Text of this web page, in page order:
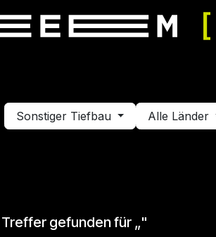
Sonstiger Tiefbau Alle Länder
Treffer gefunden für „"